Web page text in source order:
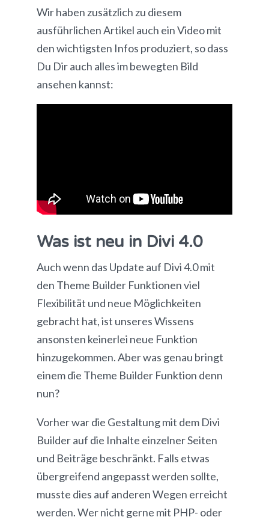
Wir haben zusätzlich zu diesem
ausführlichen Artikel auch ein Video mit
den wichtigsten Infos produziert, so dass
Du Dir auch alles im bewegten Bild
ansehen kannst:
Was ist neu in Divi 4.0
Auch wenn das Update auf Divi 4.0 mit
den Theme Builder Funktionen viel
Flexibilität und neue Möglichkeiten
gebracht hat, ist unseres Wissens
ansonsten keinerlei neue Funktion
hinzugekommen. Aber was genau bringt
einem die Theme Builder Funktion denn
nun?
Vorher war die Gestaltung mit dem Divi
Builder auf die Inhalte einzelner Seiten
und Beiträge beschränkt. Falls etwas
übergreifend angepasst werden sollte,
musste dies auf anderen Wegen erreicht
werden. Wer nicht gerne mit PHP- oder